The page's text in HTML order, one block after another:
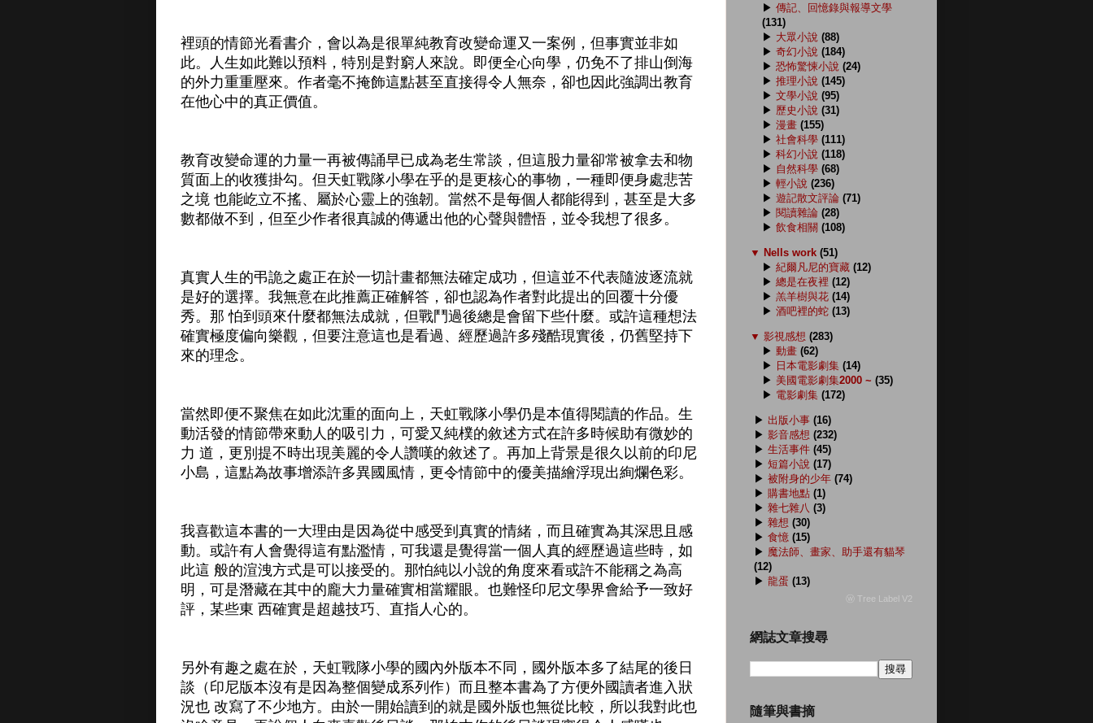
裡頭的情節光看書介，會以為是很單純教育改變命運又一案例，但事實並非如
此。人生如此難以預料，特別是對窮人來說。即便全心向學，仍免不了排山倒海
的外力重重壓來。作者毫不掩飾這點甚至直接得令人無奈，卻也因此強調出教育
在他心中的真正價值。
教育改變命運的力量一再被傳誦早已成為老生常談，但這股力量卻常被拿去和物
質面上的收獲掛勾。但天虹戰隊小學在乎的是更核心的事物，一種即便身處悲苦
之境 也能屹立不搖、屬於心靈上的強韌。當然不是每個人都能得到，甚至是大多
數都做不到，但至少作者很真誠的傳遞出他的心聲與體悟，並令我想了很多。
真實人生的弔詭之處正在於一切計畫都無法確定成功，但這並不代表隨波逐流就
是好的選擇。我無意在此推薦正確解答，卻也認為作者對此提出的回覆十分優
秀。那 怕到頭來什麼都無法成就，但戰鬥過後總是會留下些什麼。或許這種想法
確實極度偏向樂觀，但要注意這也是看過、經歷過許多殘酷現實後，仍舊堅持下
來的理念。
當然即便不聚焦在如此沈重的面向上，天虹戰隊小學仍是本值得閱讀的作品。生
動活發的情節帶來動人的吸引力，可愛又純樸的敘述方式在許多時候助有微妙的
力 道，更別提不時出現美麗的令人讚嘆的敘述了。再加上背景是很久以前的印尼
小島，這點為故事增添許多異國風情，更令情節中的優美描繪浮現出絢爛色彩。
我喜歡這本書的一大理由是因為從中感受到真實的情緒，而且確實為其深思且感
動。或許有人會覺得這有點濫情，可我還是覺得當一個人真的經歷過這些時，如
此這 般的渲洩方式是可以接受的。那怕純以小說的角度來看或許不能稱之為高
明，可是潛藏在其中的龐大力量確實相當耀眼。也難怪印尼文學界會給予一致好
評，某些東 西確實是超越技巧、直指人心的。
另外有趣之處在於，天虹戰隊小學的國內外版本不同，國外版本多了結尾的後日
談（印尼版本沒有是因為整個變成系列作）而且整本書為了方便外國讀者進入狀
況也 改寫了不少地方。由於一開始讀到的就是國外版也無從比較，所以我對此也
▶ 傳記、回憶錄與報導文學
(131)
▶ 大眾小說 (88)
▶ 奇幻小說 (184)
▶ 恐怖驚悚小說 (24)
▶ 推理小說 (145)
▶ 文學小說 (95)
▶ 歷史小說 (31)
▶ 漫畫 (155)
▶ 社會科學 (111)
▶ 科幻小說 (118)
▶ 自然科學 (68)
▶ 輕小說 (236)
▶ 遊記散文評論 (71)
▶ 閱讀雜論 (28)
▶ 飲食相關 (108)
▼ Nells work (51)
▶ 紀爾凡尼的寶藏 (12)
▶ 總是在夜裡 (12)
▶ 羔羊樹與花 (14)
▶ 酒吧裡的蛇 (13)
▼ 影視感想 (283)
▶ 動畫 (62)
▶ 日本電影劇集 (14)
▶ 美國電影劇集2000 ~ (35)
▶ 電影劇集 (172)
▶ 出版小事 (16)
▶ 影音感想 (232)
▶ 生活事件 (45)
▶ 短篇小說 (17)
▶ 被附身的少年 (74)
▶ 購書地點 (1)
▶ 雜七雜八 (3)
▶ 雜想 (30)
▶ 食憶 (15)
▶ 魔法師、畫家、助手還有貓琴
(12)
▶ 龍蛋 (13)
ⓦ Tree Label V2
網誌文章搜尋
隨筆與書摘